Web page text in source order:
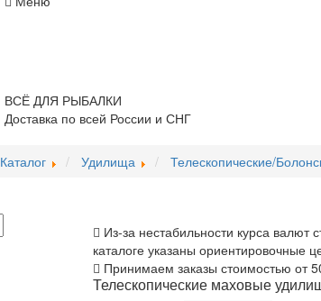
ВСЁ ДЛЯ РЫБАЛКИ
Доставка по всей России и СНГ
Каталог Удилища Телескопические/
Из-за нестабильности курса
каталоге указаны ориентировочные
Принимаем заказы стоимостью от
Телескопические маховые